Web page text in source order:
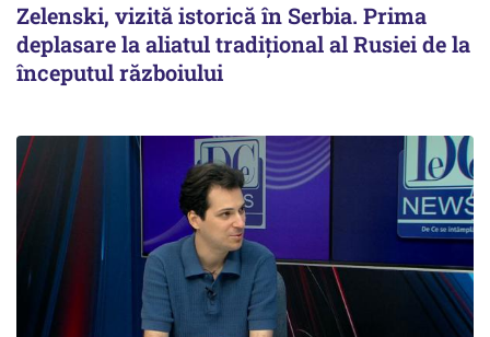
Zelenski, vizită istorică în Serbia. Prima
deplasare la aliatul tradițional al Rusiei de la
începutul războiului